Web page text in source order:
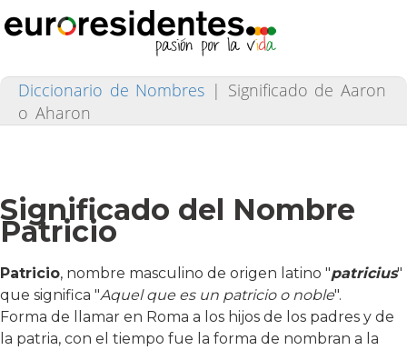
Diccionario de Nombres | Significado de Aaron
o Aharon
Significado del Nombre
Patricio
Patricio, nombre masculino de origen latino "patricius"
que significa "Aquel que es un patricio o noble".
Forma de llamar en Roma a los hijos de los padres y de
la patria, con el tiempo fue la forma de nombran a la